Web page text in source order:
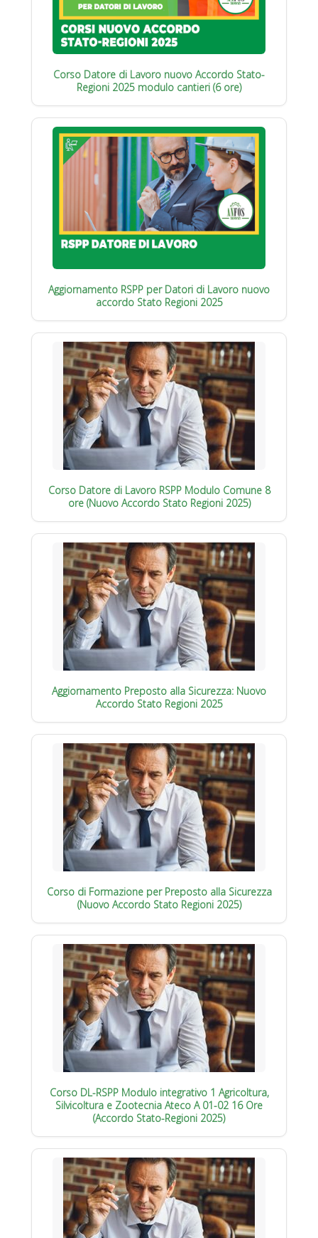
Corso Datore di Lavoro nuovo Accordo Stato-
Regioni 2025 modulo cantieri (6 ore)
Aggiornamento RSPP per Datori di Lavoro nuovo
accordo Stato Regioni 2025
Corso Datore di Lavoro RSPP Modulo Comune 8
ore (Nuovo Accordo Stato Regioni 2025)
Aggiornamento Preposto alla Sicurezza: Nuovo
Accordo Stato Regioni 2025
Corso di Formazione per Preposto alla Sicurezza
(Nuovo Accordo Stato Regioni 2025)
Corso DL-RSPP Modulo integrativo 1 Agricoltura,
Silvicoltura e Zootecnia Ateco A 01-02 16 Ore
(Accordo Stato-Regioni 2025)